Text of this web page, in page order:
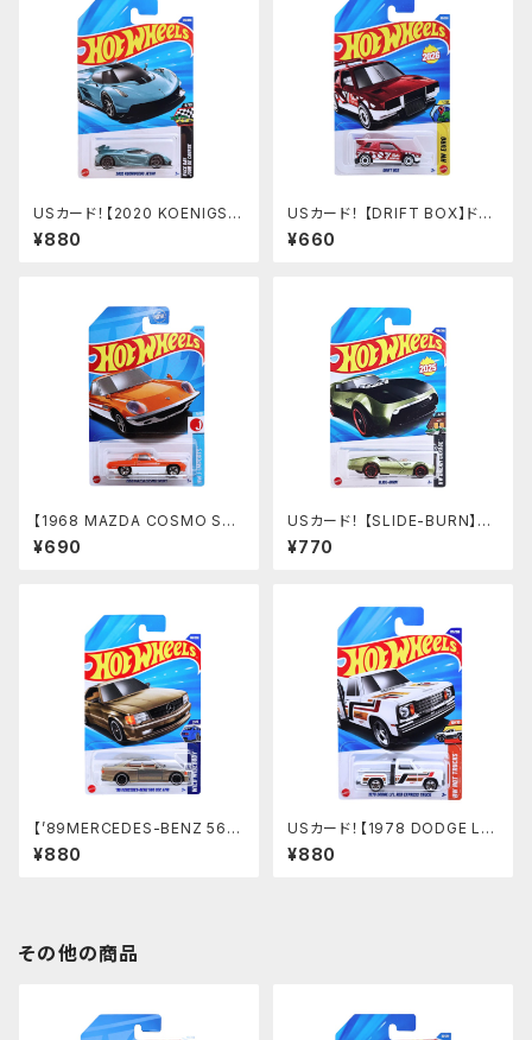
USカード！【2020 KOENIGSE
GG JESKO】MET.BULE
¥880
USカード！ 【DRIFT BOX】ドリ
フトボックス
¥660
【1968 MAZDA COSMO SP
ORT】オレンジ
¥690
USカード！ 【SLIDE-BURN】グ
リーン
¥770
【’89MERCEDES-BENZ 560
SEC AMG】シルバーゴールド
¥880
USカード！【1978 DODGE L
I'L RED EXPRESS TRUCK】
ホワイト
¥880
その他の商品